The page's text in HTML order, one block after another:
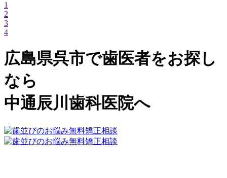
1
2
3
4
広島県呉市で歯医者をお探し
なら
中通辰川歯科医院へ